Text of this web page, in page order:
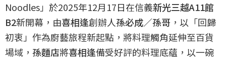
Noodles」於2025年12月17日在信義新光三越A11館
B2新開幕，由喜相逢創辦人孫必成／孫哥 ，以「回歸
初衷」作為廚藝旅程新起點，將料理觸角延伸至百貨
場域， 孫麵店將喜相逢備受好評的料理底蘊，以一碗